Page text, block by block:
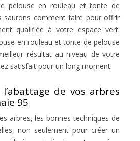
pelouse en rouleau et tonte de
saurons comment faire pour offrir
qualifiée à votre espace vert.
en rouleau et tonte de pelouse
résultat au niveau de votre
satisfait pour un long moment.
de vos arbres
95
arbres, les bonnes techniques de
non seulement pour créer un